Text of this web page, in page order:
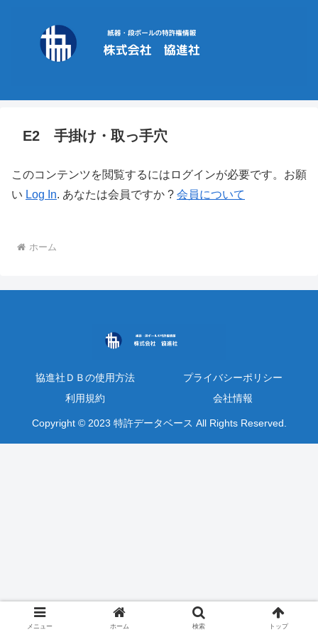
E2 手掛け・取っ手穴
このコンテンツを閲覧するにはログインが必要です。お願
い Log In. あなたは会員ですか ? 会員について
ホーム
協進社ＤＢの使用方法
プライバシーポリシー
利用規約
会社情報
Copyright © 2023 特許データベース All Rights Reserved.
メニュー ホーム 検索 トップ